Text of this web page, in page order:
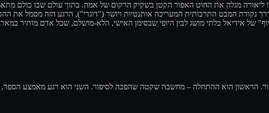
ליאורה מגלה את החוט האפור הקטן בשקיק הרקום של אמה. בתוך עולם שבו כולם
המבט התרבותית המעריכה אותנטיות ויושר ("דוגרי"), הרגע הזה מסמל את
של אידיאל בלתי מושג לבין היופי שבסימן האישי, הלא-מושלם, שכל אדם מותיר
הראשון הוא ההתחלה – מחשבה שקטה שהפכה לסיפור. השני הוא רגע מאמצע